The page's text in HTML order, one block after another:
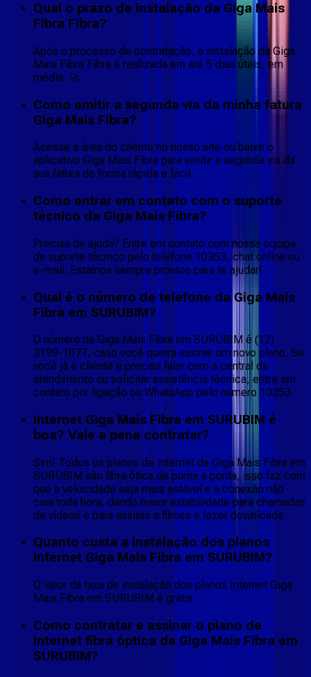
Qual o prazo de instalação da Giga Mais
Fibra Fibra?
Após o processo de contratação, a instalação da Giga
Mais Fibra Fibra é realizada em até 5 dias úteis, em
média. 🚀
Como emitir a segunda via da minha fatura
Giga Mais Fibra?
Acesse a área do cliente no nosso site ou baixe o
aplicativo Giga Mais Fibra para emitir a segunda via da
sua fatura de forma rápida e fácil.
Como entrar em contato com o suporte
técnico da Giga Mais Fibra?
Precisa de ajuda? Entre em contato com nossa equipe
de suporte técnico pelo telefone 10353, chat online ou
e-mail. Estamos sempre prontos para te ajudar!
Qual é o número de telefone da Giga Mais
Fibra em SURUBIM?
O número da Giga Mais Fibra em SURUBIM é (12)
3199-1077, caso você queira assinar um novo plano. Se
você já é cliente e precisa falar com a central de
atendimento ou solicitar assistência técnica, entre em
contato por ligação ou WhatsApp pelo número 10353.
Internet Giga Mais Fibra em SURUBIM é
boa? Vale a pena contratar?
Sim! Todos os planos de Internet da Giga Mais Fibra em
SURUBIM são fibra ótica de ponta a ponta, isso faz com
que a velocidade seja mais estável e a conexão não
caia toda hora, dando maior estabilidade para chamadas
de vídeos e para assistir a filmes e fazer downloads.
Quanto custa a instalação dos planos
Internet Giga Mais Fibra em SURUBIM?
O valor da taxa de instalação dos planos Internet Giga
Mais Fibra em SURUBIM é grátis.
Como contratar e assinar o plano de
internet fibra óptica da Giga Mais Fibra em
SURUBIM?